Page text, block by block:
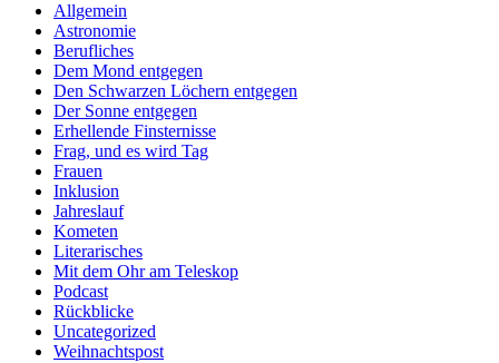
Allgemein
Astronomie
Berufliches
Dem Mond entgegen
Den Schwarzen Löchern entgegen
Der Sonne entgegen
Erhellende Finsternisse
Frag, und es wird Tag
Frauen
Inklusion
Jahreslauf
Kometen
Literarisches
Mit dem Ohr am Teleskop
Podcast
Rückblicke
Uncategorized
Weihnachtspost